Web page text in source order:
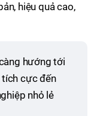
hiệu quả cao,
hướng tới
tích cực đến
nhỏ lẻ